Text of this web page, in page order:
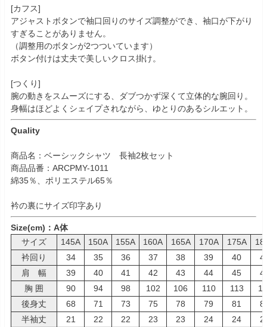
[カフス]
アジャストボタンで袖口回りのサイズ調整ができ、袖口が下がり
すぎることがありません。
（調整用のボタンが2つついています）
ボタン付けは丈夫で美しいクロス掛け。
[つくり]
腕の動きをスムーズにする、ダブつかず深くて立体的な腕回り。
身幅はほどよくシェイプされながら、ゆとりのあるシルエット。
Quality
商品名：ベーシックシャツ 長袖2枚セット
商品品番：ARCPMY-1011
綿35％、ポリエステル65％
衿の裏にサイズ印字あり
Size(cm)：A体
サイズ
145A 150A 155A 160A 165A 170A 175A
衿回り
34 35 36 37 38 39 40
肩 幅
39 40 41 42 43 44 45
胸 囲
90 94 98 102 106 110 113
後身丈
68 71 73 75 78 79 81
半袖丈
21 22 22 23 23 24 24